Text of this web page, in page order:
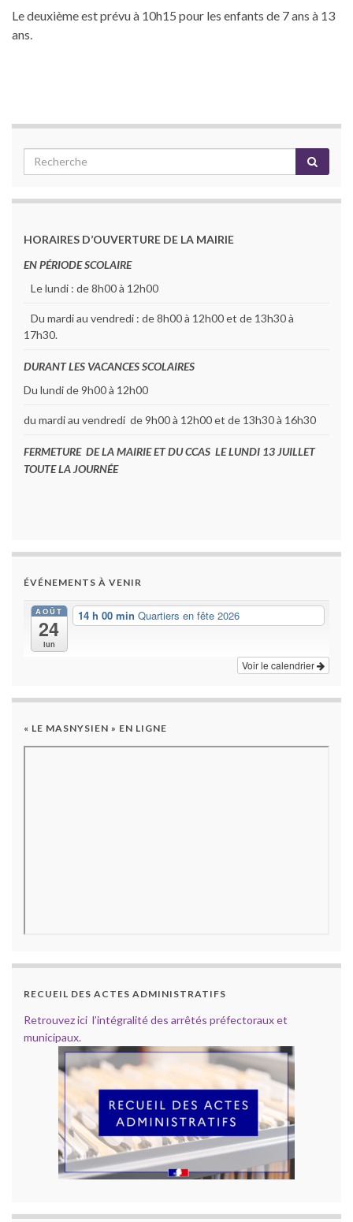
Le deuxième est prévu à 10h15 pour les enfants de 7 ans à 13
ans.
HORAIRES D’OUVERTURE DE LA MAIRIE
EN PÉRIODE SCOLAIRE
Le lundi : de 8h00 à 12h00
Du mardi au vendredi : de 8h00 à 12h00 et de 13h30 à
17h30.
DURANT LES VACANCES SCOLAIRES
Du lundi de 9h00 à 12h00
du mardi au vendredi de 9h00 à 12h00 et de 13h30 à 16h30
FERMETURE DE LA MAIRIE ET DU CCAS LE LUNDI 13 JUILLET
TOUTE LA JOURNÉE
ÉVÉNEMENTS À VENIR
AOÛT
24
lun
14 h 00 min Quartiers en fête 2026
Voir le calendrier
« LE MASNYSIEN » EN LIGNE
RECUEIL DES ACTES ADMINISTRATIFS
Retrouvez ici l’intégralité des arrêtés préfectoraux et
municipaux.